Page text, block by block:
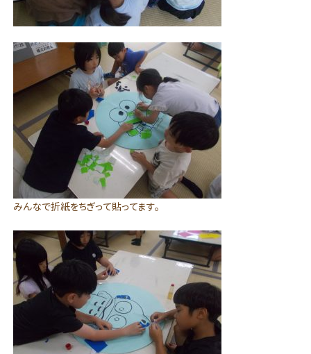
みんなで折紙をちぎって貼ってます。